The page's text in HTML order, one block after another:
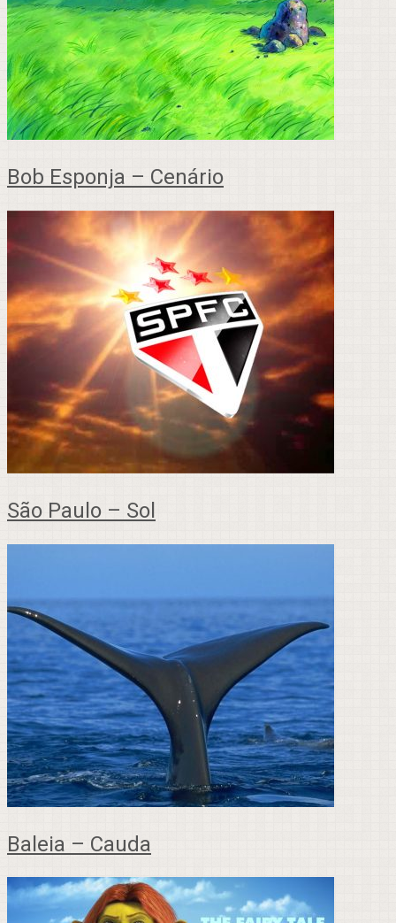
Bob Esponja – Cenário
São Paulo – Sol
Baleia – Cauda